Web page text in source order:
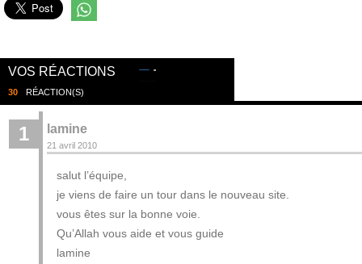
VOS RÉACTIONS
30 RÉACTION(S)
1 lamine
21 avril 2010
salut l’équipe,
je viens de faire un tour dans le nouveau site.
vous êtes sur la bonne voie.
Qu’Allah vous aide et vous guide
lamine